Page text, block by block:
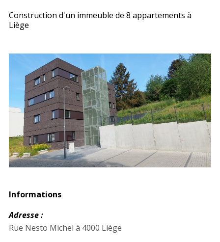
Construction d'un immeuble de 8 appartements à
Liège
Informations
Adresse :
Rue Nesto Michel à 4000 Liège